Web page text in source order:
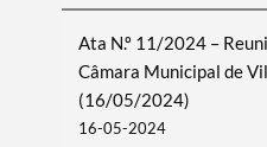
Ata N.º 11/2024 –
Câmara Municipal de
(16/05/2024)
16-05-2024